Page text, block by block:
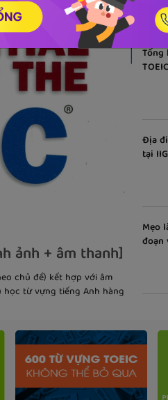
ảnh + âm thanh]
chủ đề) kết hợp với âm
học từ vựng tiếng Anh hàng
Tổng
Địa
tại
Mẹo
đoạn